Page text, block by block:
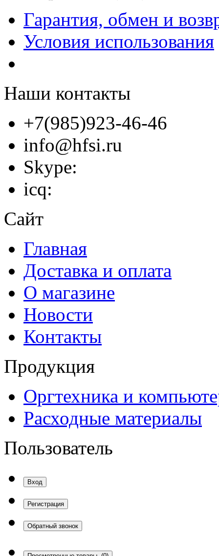
Гарантия, обмен и
Условия использования
Наши контакты
+7(985)923-46-46
info@hfsi.ru
Skype:
icq:
Сайт
Главная
Доставка и оплата
О магазине
Новости
Контакты
Продукция
Оргтехника и
Расходные материалы
Пользователь
Вход
Регистрация
Обратный звонок